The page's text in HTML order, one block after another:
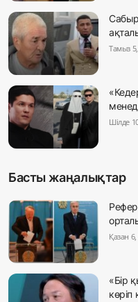
Тамыз
Шілде
Басты жаңалықтар
Қазан
«Бір
көріп